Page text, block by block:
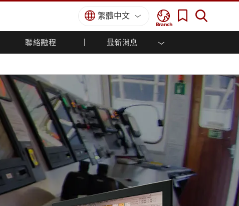
Branch
繁體中文
聯絡融程 最新消息
國防等級強固觸控筆記型電腦
國防等級強固型平板電腦
國防等級超強固型平板電腦
國防等級工業電腦
國防等級顯示器 / NVIS 顯示器
國防等級伺服器
地面控制站
船舶等級
船舶等級工業電腦
船舶等級顯示器
船舶解決方案
軍事國防解決方案
綠能減碳解決方案
金屬和採礦解決方案
專業認證／符合標準